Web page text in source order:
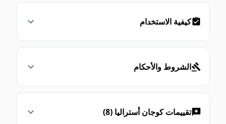
كيفية الاستخدام
الشروط والأحكام
تقييمات كوجان أستراليا (8)